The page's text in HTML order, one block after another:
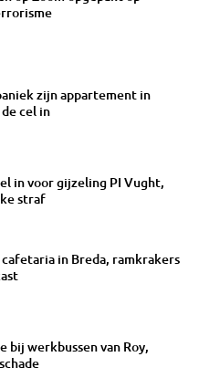
zijn appartement in
cel in
in voor gijzeling PI Vught,
straf
in Breda, ramkrakers
bij werkbussen van Roy,